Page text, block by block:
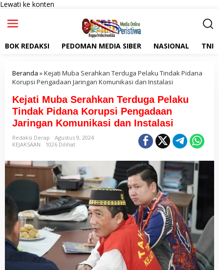
Lewati ke konten
BOK REDAKSI PEDOMAN MEDIA SIBER NASIONAL TNI
Beranda »Kejati Muba Serahkan Terduga Pelaku Tindak Pidana
Korupsi Pengadaan Jaringan Komunikasi dan Instalasi
Kejati Muba Serahkan Terduga Pelaku
Tindak Pidana Korupsi Pengadaan
Jaringan Komunikasi dan Instalasi
Redaksi Derap
Agustus 9, 2024
KEJAKSAAN
1026 Dilihat